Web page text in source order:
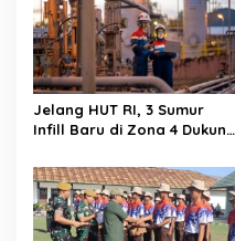
i
p
o
s
Jelang HUT RI, 3 Sumur
Infill Baru di Zona 4 Dukung